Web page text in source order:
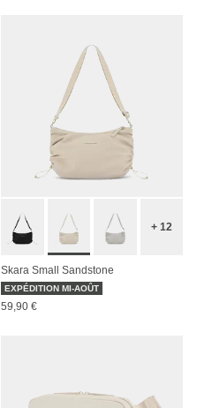
+ 12
Skara Small Sandstone
EXPÉDITION MI-AOÛT
59,90 €